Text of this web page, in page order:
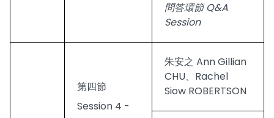
問答環節 Q&A
Session
第四節
Session 4 -
朱安之 Ann Gillian
CHU、Rachel
Siow ROBERTSON